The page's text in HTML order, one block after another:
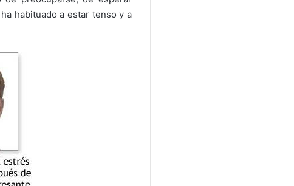
habituado a estar tenso y a